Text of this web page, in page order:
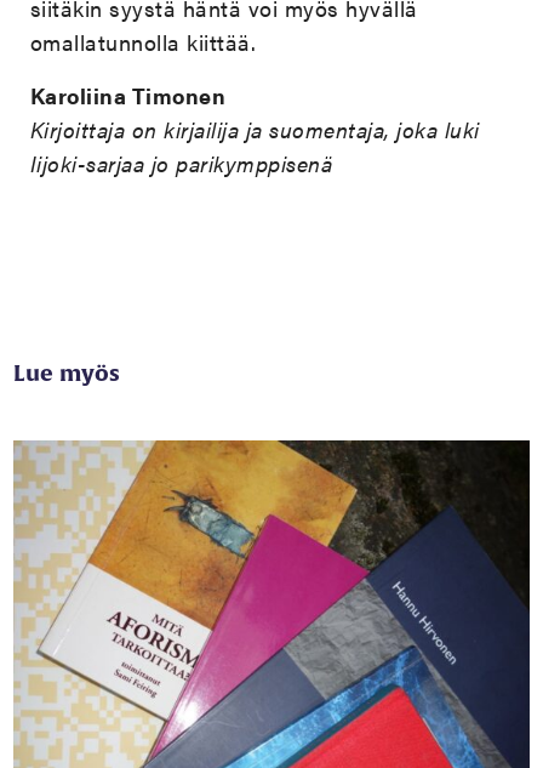
siitäkin syystä häntä voi myös hyvällä
omallatunnolla kiittää.
Karoliina Timonen
Kirjoittaja on kirjailija ja suomentaja, joka luki
Iijoki-sarjaa jo parikymppisenä
Lue myös